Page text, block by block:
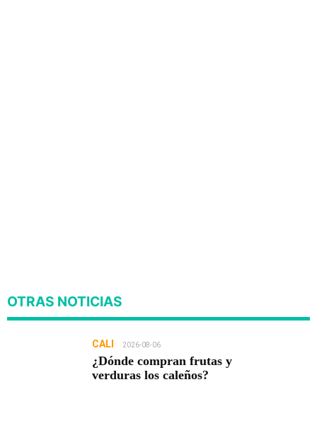
OTRAS NOTICIAS
CALI 2026-08-06
¿Dónde compran frutas y
verduras los caleños?